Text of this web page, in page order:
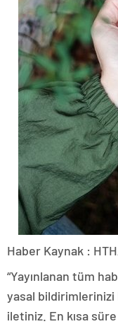
Haber Kaynak :
“Yayınlanan tüm
yasal bildirimlerinizi
iletiniz. En kısa